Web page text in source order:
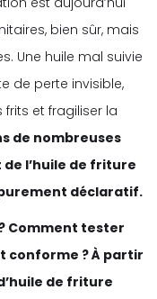
bien sûr, mais
Une huile mal suivie
de perte invisible,
et fragiliser la
de nombreuses
l’huile de friture
déclaratif.
Comment tester
conforme ? À partir
de friture